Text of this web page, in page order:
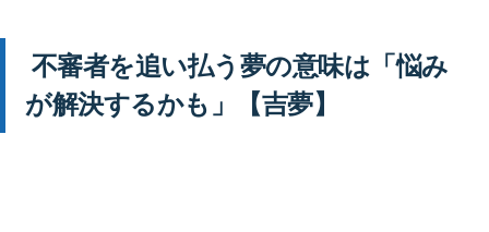
不審者を追い払う夢の意味は「悩み
が解決するかも」【吉夢】